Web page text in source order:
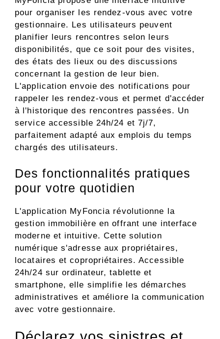
pour organiser les rendez-vous avec votre
gestionnaire. Les utilisateurs peuvent
planifier leurs rencontres selon leurs
disponibilités, que ce soit pour des visites,
des états des lieux ou des discussions
concernant la gestion de leur bien.
L'application envoie des notifications pour
rappeler les rendez-vous et permet d'accéder
à l'historique des rencontres passées. Un
service accessible 24h/24 et 7j/7,
parfaitement adapté aux emplois du temps
chargés des utilisateurs.
Des fonctionnalités pratiques
pour votre quotidien
L'application MyFoncia révolutionne la
gestion immobilière en offrant une interface
moderne et intuitive. Cette solution
numérique s'adresse aux propriétaires,
locataires et copropriétaires. Accessible
24h/24 sur ordinateur, tablette et
smartphone, elle simplifie les démarches
administratives et améliore la communication
avec votre gestionnaire.